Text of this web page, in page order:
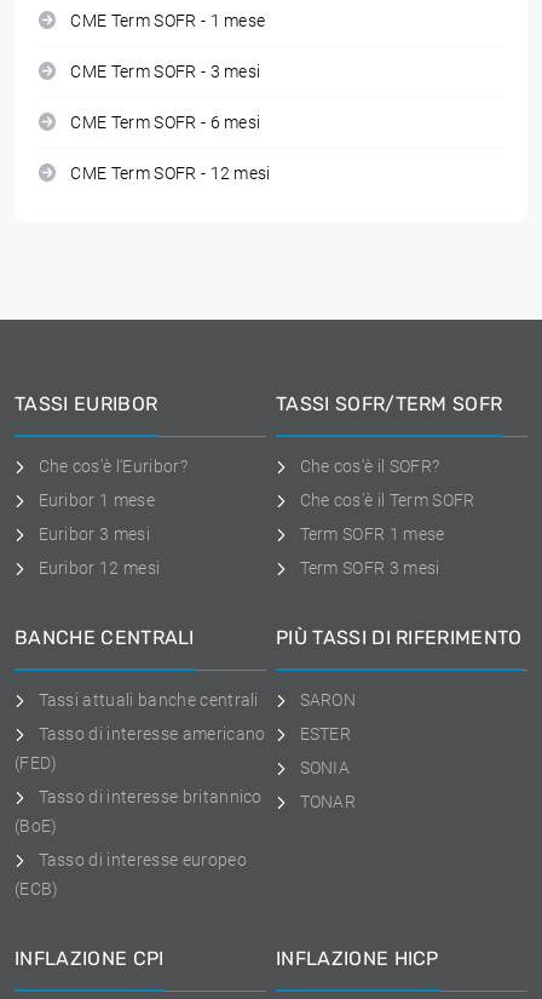
CME Term SOFR - 1 mese
CME Term SOFR - 3 mesi
CME Term SOFR - 6 mesi
CME Term SOFR - 12 mesi
TASSI EURIBOR
Che cos'è l'Euribor?
Euribor 1 mese
Euribor 3 mesi
Euribor 12 mesi
TASSI SOFR/TERM SOFR
Che cos'è il SOFR?
Che cos'è il Term SOFR
Term SOFR 1 mese
Term SOFR 3 mesi
BANCHE CENTRALI
Tassi attuali banche centrali
Tasso di interesse americano
(FED)
Tasso di interesse britannico
(BoE)
Tasso di interesse europeo
(ECB)
PIÙ TASSI DI RIFERIMENTO
SARON
ESTER
SONIA
TONAR
INFLAZIONE CPI INFLAZIONE HICP